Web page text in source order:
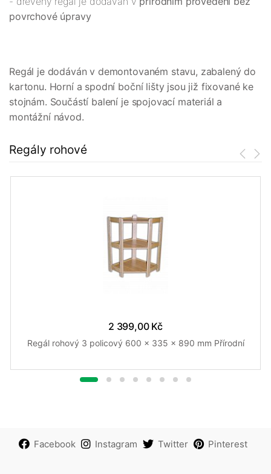
povrchové úpravy
Regál je dodáván v demontovaném stavu, zabalený do
kartonu. Horní a spodní boční lišty jsou již fixované ke
stojnám. Součástí balení je spojovací materiál a
montážní návod.
Regály rohové
2 399,00 Kč
Regál rohový 3 policový 600 x 335 x 890 mm Přírodní
Facebook Instagram Twitter Pinterest